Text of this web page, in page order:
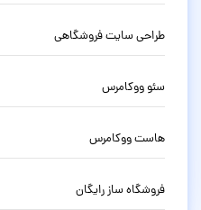
طراحی سایت فروشگاهی
سئو ووکامرس
هاست ووکامرس
فروشگاه ساز رایگان